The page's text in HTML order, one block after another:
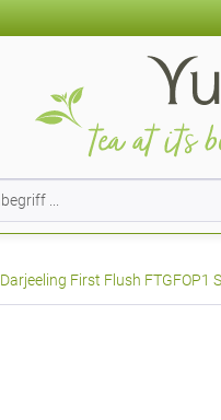
Darjeeling First Flush FTGFOP1